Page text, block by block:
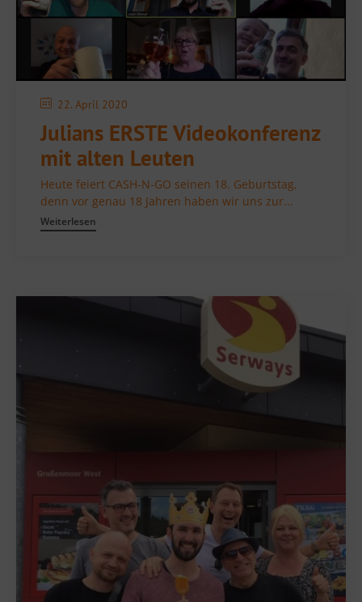
22. April 2020
Julians ERSTE Videokonferenz
mit alten Leuten
Heute feiert CASH-N-GO seinen 18. Geburtstag,
denn vor genau 18 Jahren haben wir uns zur...
Weiterlesen